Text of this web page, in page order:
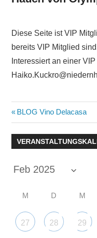
Diese Seite ist VIP
bereits VIP Mitglied
Interessiert an einer
Vorheriger
Beitrag:
BLOG Vino Delacasa
M D M
27 28 29